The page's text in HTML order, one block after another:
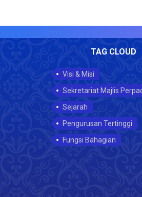
TAG CLOUD
Visi & Misi
Sekretariat Majlis
Sejarah
Pengurusan Tertinggi
Fungsi Bahagian